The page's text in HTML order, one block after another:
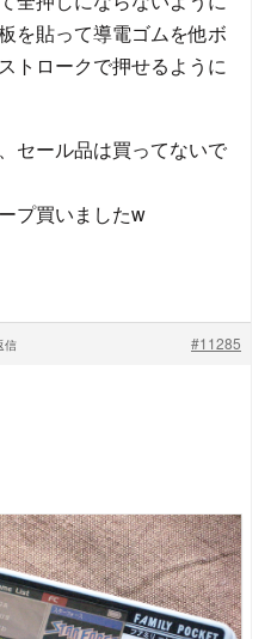
を貼って導電ゴムを他ボ
トロークで押せるように
セール品は買ってないで
プ買いましたw
#11285
信